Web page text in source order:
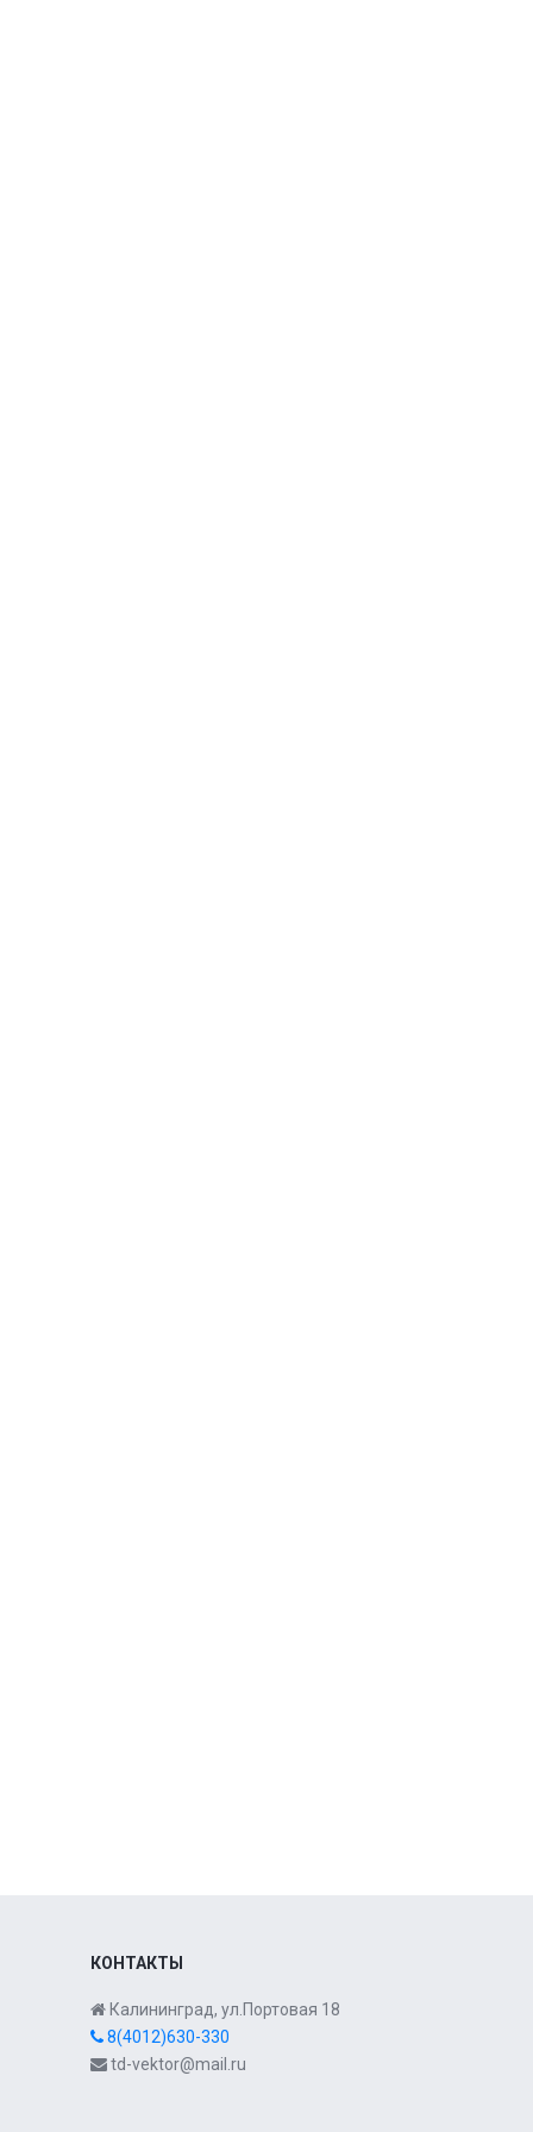
КОНТАКТЫ
Калининград, ул.Портовая 18
8(4012)630-330
td-vektor@mail.ru